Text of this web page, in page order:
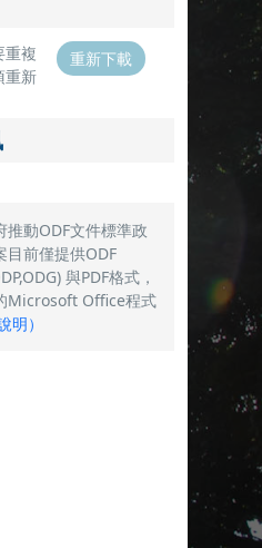
重複
重新
重新下載
推動ODF文件標準政
目前僅提供ODF
與PDF格式，
Microsoft Office程式
明）